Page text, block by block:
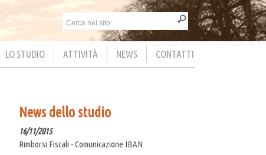
LO STUDIO ATTIVITÀ NEWS CONTATTI
News dello studio
16/11/2015
Rimborsi Fiscali - Comunicazione IBAN